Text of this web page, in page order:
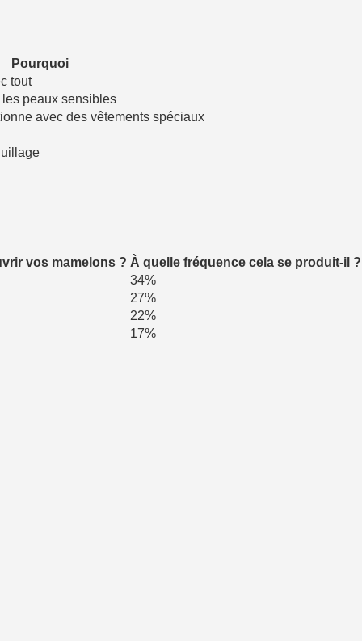
Pourquoi
tout
peaux sensibles
avec des vêtements spéciaux
vos mamelons ? À quelle fréquence cela se produit-il ?
34%
27%
22%
17%